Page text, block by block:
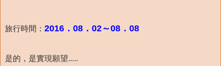
旅行時間： 2016．08．02～08．08
是的，是實現願望.....